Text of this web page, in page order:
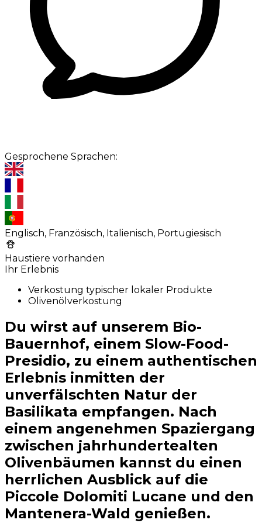
Gesprochene Sprachen:
Englisch, Französisch, Italienisch, Portugiesisch
Haustiere vorhanden
Ihr Erlebnis
Verkostung typischer lokaler Produkte
Olivenölverkostung
Du wirst auf unserem Bio-
Bauernhof, einem Slow-Food-
Presidio, zu einem authentischen
Erlebnis inmitten der
unverfälschten Natur der
Basilikata empfangen. Nach
einem angenehmen Spaziergang
zwischen jahrhundertealten
Olivenbäumen kannst du einen
herrlichen Ausblick auf die
Piccole Dolomiti Lucane und den
Mantenera-Wald genießen.